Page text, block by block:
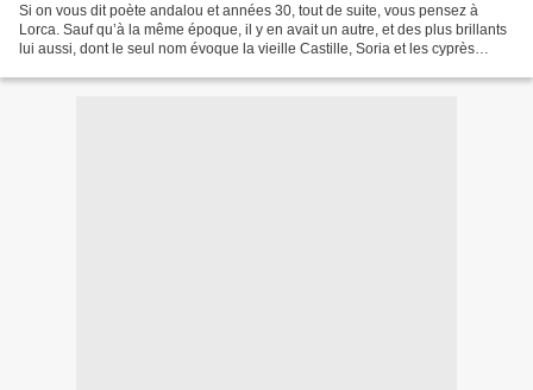
Si on vous dit poète andalou et années 30, tout de suite, vous pensez à
Lorca. Sauf qu’à la même époque, il y en avait un autre, et des plus brillants
lui aussi, dont le seul nom évoque la vieille Castille, Soria et les cyprès